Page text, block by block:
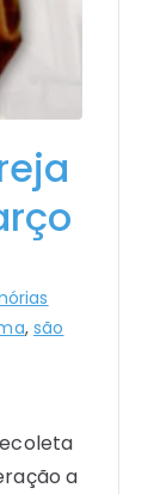
,são
a